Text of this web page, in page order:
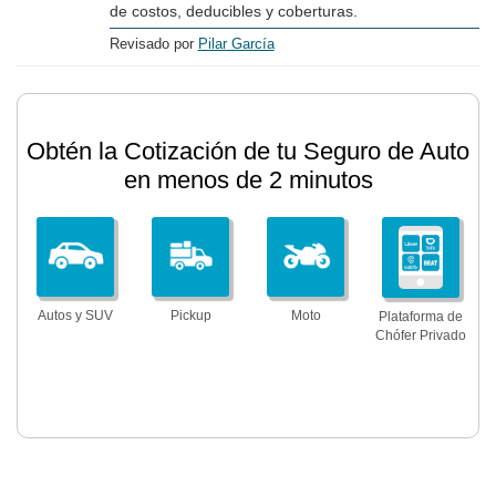
de costos, deducibles y coberturas.
Revisado por Pilar García
Obtén la Cotización de tu Seguro de Auto
en menos de 2 minutos
Autos y SUV Pickup Moto
Plataforma de
Chófer Privado